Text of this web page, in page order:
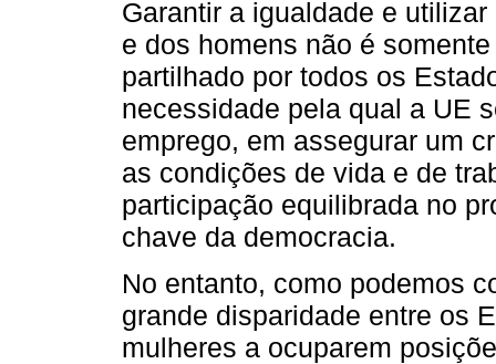
Garantir a igualdade e
e dos homens não é
partilhado por todos os
necessidade pela qual a UE
emprego, em assegurar um
as condições de vida e de
participação equilibrada no
chave da democracia.
No entanto, como podemos
grande disparidade entre os
mulheres a ocuparem